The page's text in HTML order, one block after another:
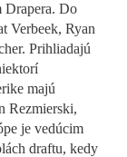
Drapera. Do
Verbeek, Ryan
Prihliadajú
majú
Rezmierski,
je vedúcim
draftu, kedy